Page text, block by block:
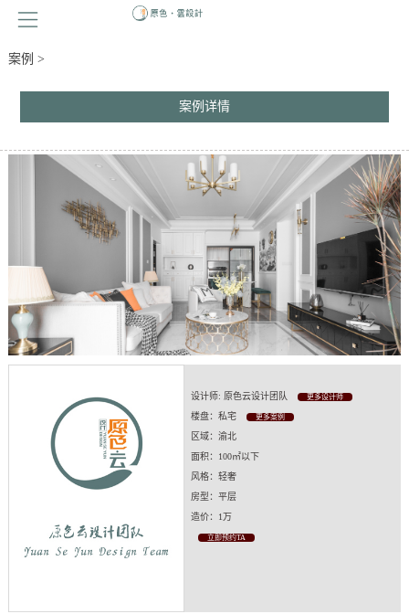
案例 >
案例详情
设计师: 原色云设计团队 更多设计师
楼盘：私宅 更多案例
区域：渝北
面积：100㎡以下
风格：轻奢
房型：平层
造价：1万
立即预约TA